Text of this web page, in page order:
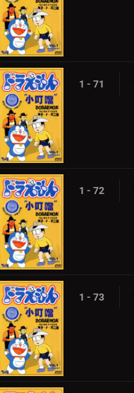
1 - 71
1 - 72
1 - 73